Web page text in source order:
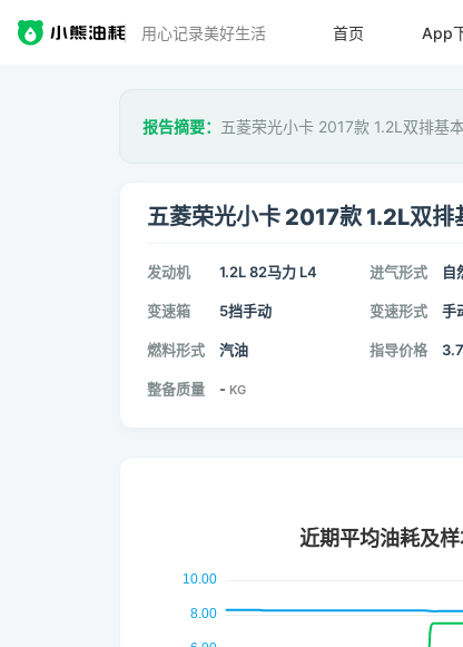
用心记录美好生活 首页 App
报告摘要： 五菱荣光小卡 2017款 1.2L双排基
五菱荣光小卡 2017款 1.2L双排
发动机 1.2L 82马力 L4 进气形式 自
变速箱 5挡手动 变速形式 手
燃料形式 汽油 指导价格
整备质量 - KG